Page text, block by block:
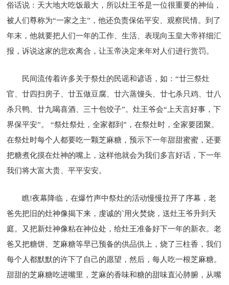
俗话说：天大地大吃饭最大，所以灶王爷是一位很重要的神仙，
被人们尊称为“一家之主”，他还负责保佑平安、观察民情。到了
年末，他就要把人们一年的工作、生活、表现向玉皇大帝祥细汇
报，诉说这家的悲欢离合，让玉帝决定来年对人们进行赏罚。
民间流传着许多关于祭灶的民谣和谚语，如：“廿三祭灶
官、廿四扫房子、廿五做豆腐、廿六蒸馒头、廿七杀只鸡、廿八
杀只鸭、廿九喝喜酒、三十包饺子”。灶王爷会“上天言好事，下
界保平安”。 “祭灶祭灶，全家都到”，在祭灶时，全家要团聚。
在祭灶时每个人都要吃一颗芝麻糖，预示下一年甜甜蜜蜜，还要
把糖煮化摸在灶神的嘴上，这样他就会为我们多言好话，下一年
我们将大富大贵、平平安安。
瞧!夜幕降临，在爆竹声中祭灶的活动慢慢拉开了序幕，老
爸先把旧的灶神像揭下来，虔诚的`用火焚烧，送灶王爷升到天
庭。又把新灶神像粘在神位处，给灶王准备好下一年的新衣。老
爸又把糖饼、芝麻糖等早已预备的供品供上，烧了三柱香，我们
每个人都默默的许下了自己的愿望，然后，每人吃一根芝麻糖。
甜甜的芝麻糖吃进嘴里，芝麻的香味和糖的甜味直沁肺腑，从嘴